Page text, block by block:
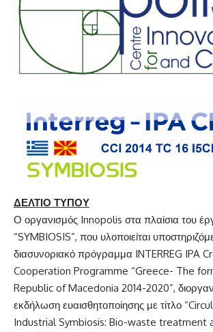
ΔΕΛΤΙΟ ΤΥΠΟΥ
Ο οργανισμός Innopolis στα πλαίσια του
“SYMBIOSIS”, που υλοποιείται
διασυνοριακό πρόγραμμα INTERREG IPA
Cooperation Programme “Greece- The
Republic of Macedonia 2014-2020”,
εκδήλωση ευαισθητοποίησης με τίτλο
Industrial Symbiosis: Bio-waste treatment